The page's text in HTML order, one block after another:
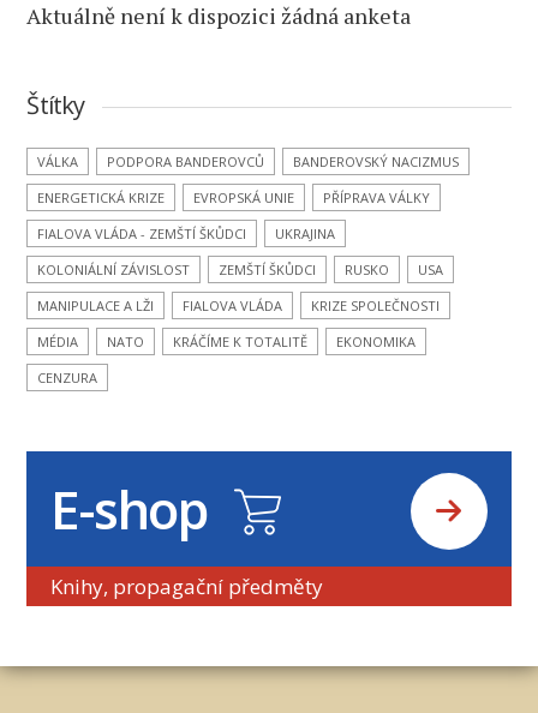
Aktuálně není k dispozici žádná anketa
Štítky
VÁLKA PODPORA BANDEROVCŮ
BANDEROVSKÝ NACIZMUS
ENERGETICKÁ KRIZE
EVROPSKÁ UNIE
PŘÍPRAVA VÁLKY
FIALOVA VLÁDA - ZEMŠTÍ ŠKŮDCI
UKRAJINA
KOLONIÁLNÍ ZÁVISLOST
ZEMŠTÍ ŠKŮDCI RUSKO
USA
MANIPULACE A LŽI
FIALOVA VLÁDA
KRIZE SPOLEČNOSTI
MÉDIA
NATO KRÁČÍME K TOTALITĚ
EKONOMIKA
CENZURA
E-shop
Knihy, propagační předměty